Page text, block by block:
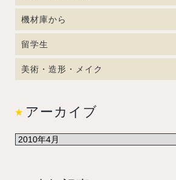
機材庫から
留学生
美術・造形・メイク
アーカイブ